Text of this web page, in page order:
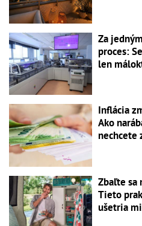
Za
proces:
len
Inflácia
Ako
nechcete
Zbaľte sa
Tieto
ušetria